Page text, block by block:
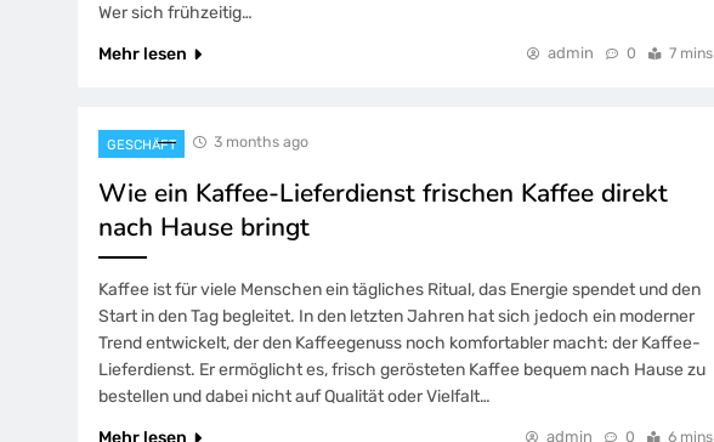
Wer sich frühzeitig…
Mehr lesen
admin 0 7 mins
GESCHÄFT 3 months ago
Wie ein Kaffee-Lieferdienst frischen Kaffee direkt
nach Hause bringt
Kaffee ist für viele Menschen ein tägliches Ritual, das Energie spendet und den
Start in den Tag begleitet. In den letzten Jahren hat sich jedoch ein moderner
Trend entwickelt, der den Kaffeegenuss noch komfortabler macht: der Kaffee-
Lieferdienst. Er ermöglicht es, frisch gerösteten Kaffee bequem nach Hause zu
bestellen und dabei nicht auf Qualität oder Vielfalt…
Mehr lesen
admin 0 6 mins